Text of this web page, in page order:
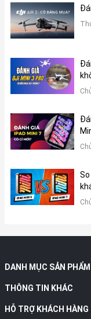
Đặc biệt, mật độ
nghiệm thoải mái và
Một số tính năng
64G cũ
iPad mini 5 được nhà
tốc độ xử lý nhanh
còn có bộ nhớ 64/
DANH MỤC SẢN PHẨM
THÔNG TIN KHÁC
HỖ TRỢ KHÁCH HÀNG